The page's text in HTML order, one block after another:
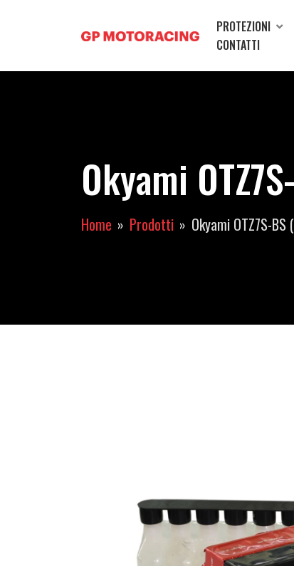
PROTEZIONI
CONTATTI
Okyami
Home Prodotti Okyami OTZ7S-BS